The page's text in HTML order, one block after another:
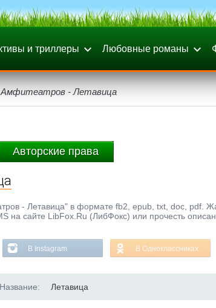
и триллеры Любовные романы
Амфитеатров - Летавица
Авторские права
- Летавица" в формате fb2, epub, txt, doc, pdf.
на сайте LibFox.Ru (ЛибФокс) или прочесть
В Instagram В Одноклассниках
Название: Летавица